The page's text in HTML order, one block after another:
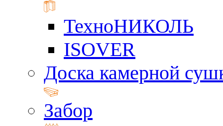
ТехноНИКОЛЬ
ISOVER
Доска камерной
Забор